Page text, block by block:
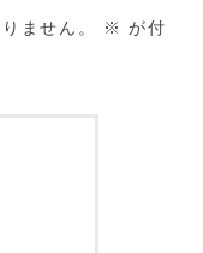
ません。 ※ が付